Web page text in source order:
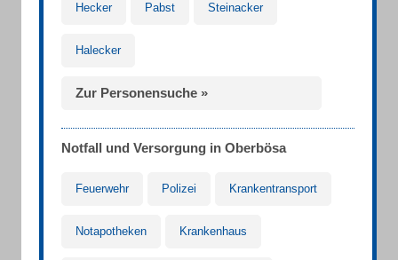
Hecker Pabst Steinacker
Halecker
Zur Personensuche »
Notfall und Versorgung in Oberbösa
Feuerwehr Polizei Krankentransport
Notapotheken Krankenhaus